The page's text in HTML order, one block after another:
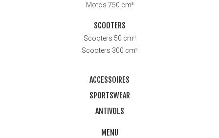
Motos 750 cm³
SCOOTERS
Scooters 50 cm³
Scooters 300 cm³
ACCESSOIRES
SPORTSWEAR
ANTIVOLS
MENU